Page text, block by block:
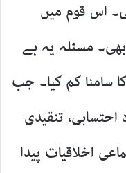
اس قوم میں
مسئلہ یہ ہے
سامنا کم کیا۔ جب
تنقیدی
اخلاقیات پیدا